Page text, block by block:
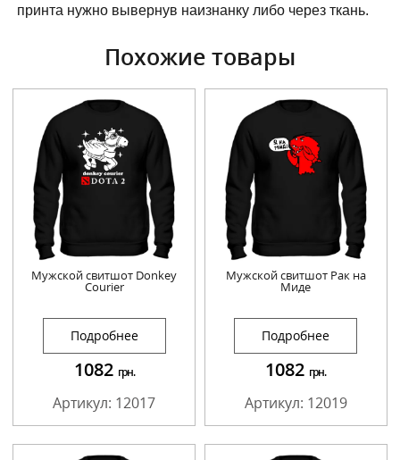
принта нужно вывернув наизнанку либо через ткань.
Похожие товары
Мужской свитшот Donkey
Courier
Подробнее
1082 грн.
Артикул: 12017
Мужской свитшот Рак на
Миде
Подробнее
1082 грн.
Артикул: 12019